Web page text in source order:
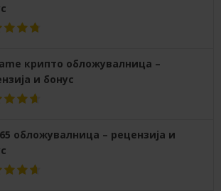
крипто обложувалница –
и бонус
обложувалница – рецензија и